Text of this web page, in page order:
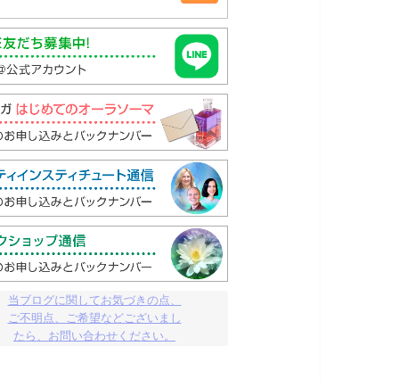
当ブログに関してお気づきの点、
ご不明点、ご希望などございまし
たら、お問い合わせください。